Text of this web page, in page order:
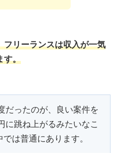
リーランスは収入が一気
す。
だったのが、良い案件を
に跳ね上がるみたいなこ
は普通にあります。